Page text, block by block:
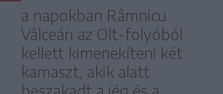
a napokban Râmnicu
Vâlceán az Olt-folyóból
kellett kimenekíteni két
kamaszt, akik alatt